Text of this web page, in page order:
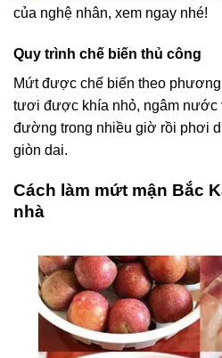
của nghệ nhân, xem ngay nhé!
Quy trình chế biến thủ công
Mứt được chế biến theo
tươi được khía nhỏ, ngâm nước
đường trong nhiều giờ rồi phơi
giòn dai.
Cách làm mứt mận Bắc
nhà